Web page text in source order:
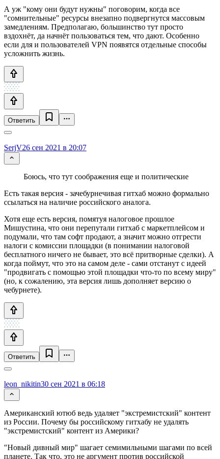
А уж "кому они будут нужны" поговорим, когда все
"сомнительные" ресурсы внезапно подвергнутся массовым
замедлениям. Предполагаю, большинство тут просто
вздохнёт, да начнёт пользоваться тем, что дают. Особенно
если для и пользователей VPN появятся отдельные способы
усложнить жизнь.
Ответить
SerjV26 сен 2021 в 20:07
Боюсь, что тут соображения еще и политические
Есть такая версия - зачебурнечивая гитхаб можно формально
ссылаться на наличие российского аналога.
Хотя еще есть версия, помятуя налоговое прошлое
Мишустина, что они перепутали гитхаб с маркетплейсом и
подумали, что там софт продают, а значит можно отгрести
налоги с комиссии площадки (в понимании налоговой
бесплатного ничего не бывает, это всё притворные сделки). А
когда поймут, что это на самом деле - сами отстанут с идеей
"продвигать с помощью этой площадки что-то по всему миру"
(но, к сожалению, эта версия лишь дополняет версию о
чебурнете).
Ответить
leon_nikitin30 сен 2021 в 06:18
Американский ютюб ведь удаляет "экстремистский" контент
из России. Почему бы российскому гитхабу не удалять
"экстремистский" контент из Америки?
"Новый дивный мир" шагает семимильными шагами по всей
планете. Так что, это не аргумент против российской